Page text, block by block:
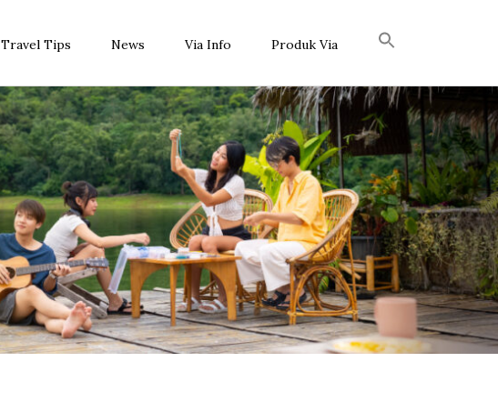
Travel Tips News Via Info Produk Via